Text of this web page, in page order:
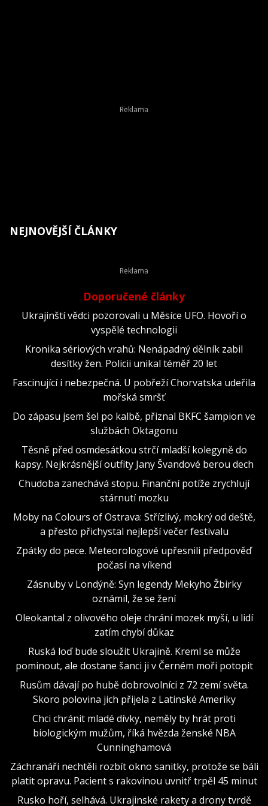
NEJNOVĚJŠÍ ČLÁNKY
Doporučené články
Ukrajinští vědci pozorovali u Měsíce UFO. Hovoří o
vyspělé technologii
Kronika sériových vrahů: Nenápadný dělník zabil
desítky žen. Policii unikal téměř 20 let
Fascinující i nebezpečná. U pobřeží Chorvatska udeřila
mořská smršť
Do zápasu jsem šel po kalbě, přiznal BKFC šampion ve
službách Oktagonu
Těsně před osmdesátkou strčí mladší kolegyně do
kapsy. Nejkrásnější outfity Jany Švandové berou dech
Chudoba zanechává stopu. Finanční potíže zrychlují
stárnutí mozku
Moby na Colours of Ostrava: Střízlivý, mokrý od deště,
a přesto přichystal nejlepší večer festivalu
Zpátky do pece. Meteorologové upřesnili předpověď
počasí na víkend
Zásnuby v Londýně: Syn legendy Mekyho Žbirky
oznámil, že se žení
Oleokantal z olivového oleje chrání mozek myší, u lidí
zatím chybí důkaz
Ruská loď bude sloužit Ukrajině. Kreml se může
pominout, ale dostane šanci ji v Černém moři potopit
Rusům dávají po hubě dobrovolníci z 72 zemí světa.
Skoro polovina jich přijela z Latinské Ameriky
Chci chránit mladé dívky, neměly by hrát proti
biologickým mužům, říká hvězda ženské NBA
Cunninghamová
Záchranáři nechtěli rozbít okno sanitky, protože se báli
platit opravu. Pacient s rakovinou uvnitř trpěl 45 minut
Rusko hoří, selhává. Ukrajinské rakety a drony tvrdě